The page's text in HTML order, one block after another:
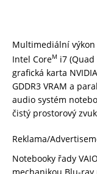
Multimediální
Intel CoreM i7 (Quad
grafická karta
GDDR3 VRAM a
audio systém
čistý prostorový
Reklama/
Notebooky řady